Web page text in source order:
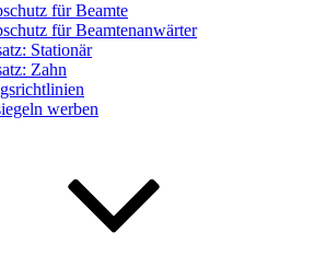
für Beamte
für Beamtenanwärter
Stationär
Zahn
werben